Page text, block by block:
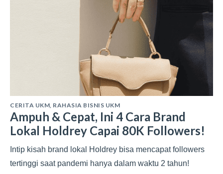
CERITA UKM, RAHASIA BISNIS UKM
Ampuh & Cepat, Ini 4 Cara Brand
Lokal Holdrey Capai 80K Followers!
Intip kisah brand lokal Holdrey bisa mencapat followers
tertinggi saat pandemi hanya dalam waktu 2 tahun!